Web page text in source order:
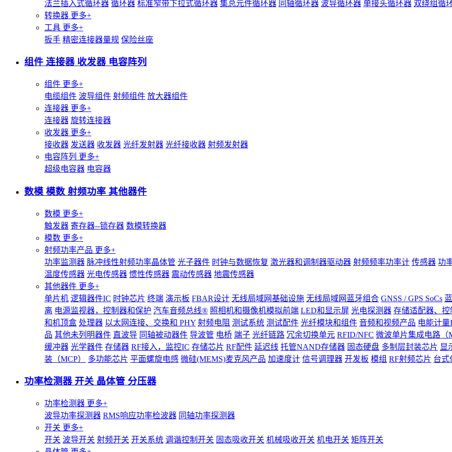
法兰插入式循环器 循环器 标准窄带下拉式循环器 集总元件循环器 同轴循环器 波导循环器 单接头循环器 双绕组循
转换器 更多+
工具 更多+
扳手 精密连接器量规 保险丝座
组件 连接器 收发器 电容阵列
组件 更多+
电缆组件 波导组件 射频组件 放大器组件
连接器 更多+
连接器 旋转连接器
收发器 更多+
接收器 发送器 收发器 光纤发射器 光纤接收器 射频发射器
电容阵列 更多+
超级电容器 电容器
数模 模数 射频功率 其他器件
数模 更多+
触发器 寄存器--锁存器 数模转换器
模数 更多+
射频功率产品 更多+
功率监测器 脉冲线性射频功率晶体管 光子器件 时钟与数据恢复 激光器和调制器驱动器 射频频率功率计 传感器 功
温度传感器 光电传感器 惯性传感器 震动传感器 地震传感器
其他器件 更多+
单片机 逻辑器件IC 时钟芯片 终端 演示板 FBAR设计 无线局域网基础设施 无线局域网蓝牙组合 GNSS / GPS SoCs
离 电源监视器，控制器和保护 汽车音频总线® 照相机和摄像机模拟前端 LED和显示屏 光电探测器 存储适配器、控
和机顶盒 处理器 以太网连接、交换和 PHY 射频电阻 测试系统 测试配件 光纤模块和组件 音频和视频产品 电能计量
品 其他未列明器件 直波导 同轴被动器件 导波管 电桥 端子 光纤链路 冗余切换单元 RFID/NFC 微波单片集成电路（
缓冲器 光学器件 存储器 RF接入，监控IC 存储芯片 RF配件 延迟线 托管NAND存储器 固态硬盘 多制层封装芯片 显
装（MCP）
多功能芯片 平面螺旋电感 微硅(MEMS)麦克风产品 加速度计 信号调理器 开发板 模组 RF射频芯片 台式
功率检测器 开关 晶体管 分压器
功率检测器 更多+
波导功率探测器 RMS响应功率检波器 同轴功率探测器
开关 更多+
开关 波导开关 射频开关 开关系统 调谐控制开关 固态吸收开关 机械吸收开关 机电开关 矩阵开关